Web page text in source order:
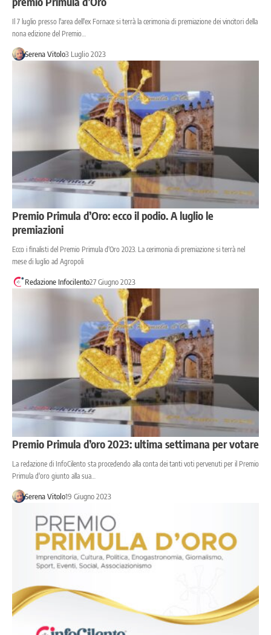
Il 7 luglio presso l'area dell'ex Fornace si terrà la cerimonia di premiazione dei vincitori della
nona edizione del Premio…
Serena Vitolo3 Luglio 2023
Premio Primula d’Oro: ecco il podio. A luglio le
premiazioni
Ecco i finalisti del Premio Primula d'Oro 2023. La cerimonia di premiazione si terrà nel
mese di luglio ad Agropoli
Redazione Infocilento27 Giugno 2023
Premio Primula d’oro 2023: ultima settimana per votare
La redazione di InfoCilento sta procedendo alla conta dei tanti voti pervenuti per il Premio
Primula d'oro giunto alla sua…
Serena Vitolo19 Giugno 2023